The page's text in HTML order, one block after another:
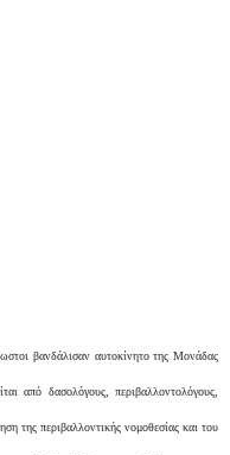
βανδάλισαν αυτοκίνητο της Μονάδας
από δασολόγους, περιβαλλοντολόγους,
της περιβαλλοντικής νομοθεσίας και του